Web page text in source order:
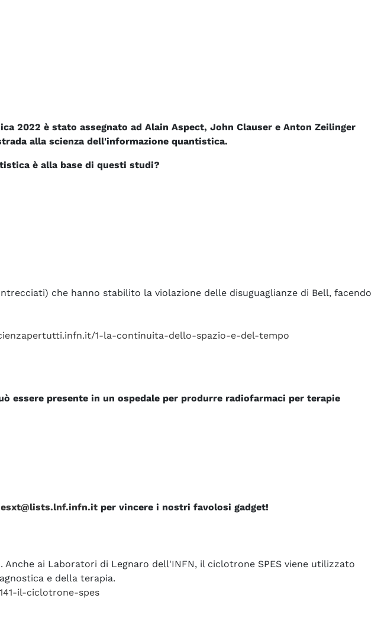
2022 è stato assegnato ad Alain Aspect, John Clauser e Anton Zeilinger
alla scienza dell'informazione quantistica.
è alla base di questi studi?
che hanno stabilito la violazione delle disuguaglianze di Bell, facendo
1-la-continuita-dello-spazio-e-del-tempo
essere presente in un ospedale per produrre radiofarmaci per terapie
per vincere i nostri favolosi gadget!
ai Laboratori di Legnaro dell'INFN, il ciclotrone SPES viene utilizzato
e della terapia.
il-ciclotrone-spes